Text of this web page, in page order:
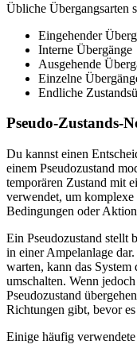
Übliche Übergangsarten
Eingehender
Interne Übergänge
Ausgehende
Einzelne
Endliche
Pseudo-Zustands-
Du kannst einen
einem Pseudozustand
temporären Zustand mit
verwendet, um
Bedingungen oder
Ein Pseudozustand stellt
in einer Ampelanlage
warten, kann das
umschalten. Wenn
Pseudozustand
Richtungen gibt, bevor
Einige häufig